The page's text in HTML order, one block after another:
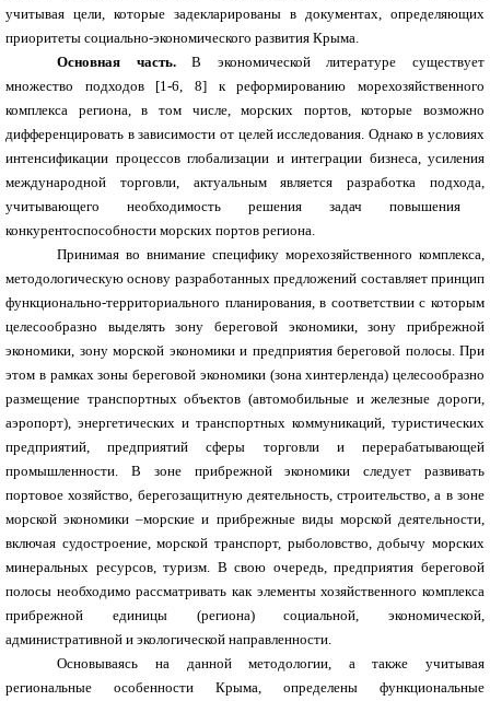
учитывая цели, которые задекларированы в документах, определяющих
приоритеты социально-экономического развития Крыма.
Основная часть.В экономической литературе существует
множество подходов [1-6, 8] к реформированию морехозяйственного
комплекса региона, в том числе, морских портов, которые возможно
дифференцировать в зависимости от целей исследования. Однако в условиях
интенсификации процессов глобализации и интеграции бизнеса, усиления
международной торговли, актуальным является разработка подхода,
учитывающего необходимость решения задач повышения
конкурентоспособности морских портов региона.
Принимая во внимание специфику морехозяйственного комплекса,
методологическую основу разработанных предложений составляет принцип
функционально-территориального планирования, в соответствии с которым
целесообразно выделять зону береговой экономики, зону прибрежной
экономики, зону морской экономики и предприятия береговой полосы. При
этом в рамках зоны береговой экономики (зона хинтерленда) целесообразно
размещение транспортных объектов (автомобильные и железные дороги,
аэропорт), энергетических и транспортных коммуникаций, туристических
предприятий, предприятий сферы торговли и перерабатывающей
промышленности. В зоне прибрежной экономики следует развивать
портовое хозяйство, берегозащитную деятельность, строительство, а в зоне
морской экономики –морские и прибрежные виды морской деятельности,
включая судостроение, морской транспорт, рыболовство, добычу морских
минеральных ресурсов, туризм. В свою очередь, предприятия береговой
полосы необходимо рассматривать как элементы хозяйственного комплекса
прибрежной единицы (региона) социальной, экономической,
административной и экологической направленности.
Основываясь на данной методологии, а также учитывая
региональные особенности Крыма, определены функциональные